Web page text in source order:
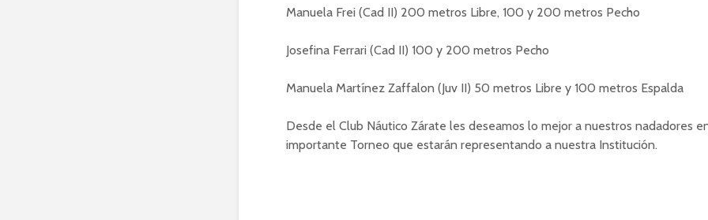
Manuela Frei (Cad II) 200 metros Libre, 100 y 200 metros Pecho
Josefina Ferrari (Cad II) 100 y 200 metros Pecho
Manuela Martínez Zaffalon (Juv II) 50 metros Libre y 100 metros Espalda
Desde el Club Náutico Zárate les deseamos lo mejor a nuestros nadadores
importante Torneo que estarán representando a nuestra Institución.